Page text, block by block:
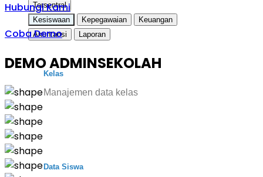
Tersentral
Kesiswaan
Kepegawaian
Keuangan
Akuntansi
Laporan
Kelas
Manajemen data kelas
Data Siswa
Hubungi Kami
Coba Demo
DEMO ADMINSEKOLAH